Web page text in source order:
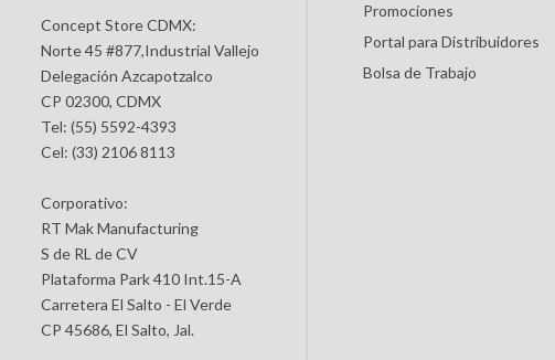
Concept Store CDMX:
Norte 45 #877,Industrial Vallejo
Delegación Azcapotzalco
CP 02300, CDMX
Tel: (55) 5592-4393
Cel: (33) 2106 8113
Corporativo:
RT Mak Manufacturing
S de RL de CV
Plataforma Park 410 Int.15-A
Carretera El Salto - El Verde
CP 45686, El Salto, Jal.
Promociones
Portal para Distribuidores
Bolsa de Trabajo